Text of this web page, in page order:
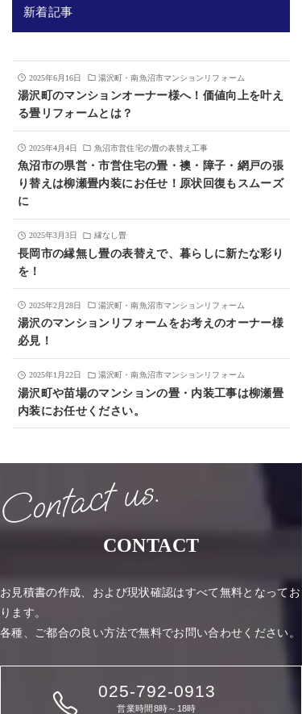
新着記事
2025年6月16日 湯沢町・南魚沼市マンションリフォーム
湯沢町のマンションオーナー様へ！価値向上を叶え
る畳リフォームとは？
2025年4月4日 魚沼市営住宅の畳の表替え工事
魚沼市の県営・市営住宅の畳・襖・障子・網戸の張
り替えは柳瀬畳内装にお任せ！原状回復もスムーズ
に
2025年3月3日 縁なし畳
長岡市の縁無し畳の表替えで、暮らしに新たな彩り
を！
2025年2月28日 湯沢町・南魚沼市マンションリフォーム
湯沢のマンションリフォームをお考えのオーナー様
必見！
2025年1月22日 湯沢町・南魚沼市マンションリフォーム
湯沢町や苗場のマンションの畳・内装工事は柳瀬畳
内装にお任せください。
CONTACT
お見積書の作成、および現状確認はすべて無料となってお
ります。
各種、ご都合の良い方法で無料でお問い合わせください。
025-792-0913
営業時間8時～18時